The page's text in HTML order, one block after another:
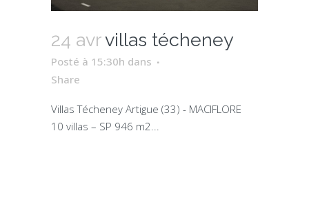
24 avrvillas técheney
Posté à 15:30h dans
Share
Villas Técheney Artigue (33) - MACIFLORE
10 villas – SP 946 m2...